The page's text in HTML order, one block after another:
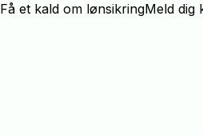
Få et kald om lønsikringMeld dig